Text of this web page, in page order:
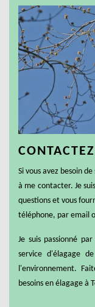
Si vous avez besoin
à me contacter. Je
questions et vous
téléphone, par email
Je suis passionné
service d'élagage
l'environnement.
besoins en élagage à